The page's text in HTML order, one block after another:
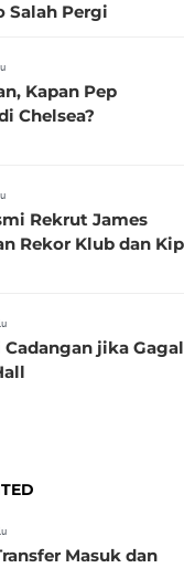
Salah Pergi
Kapan Pep
Chelsea?
Rekrut James
Rekor Klub dan
Cadangan jika Gagal
Masuk dan